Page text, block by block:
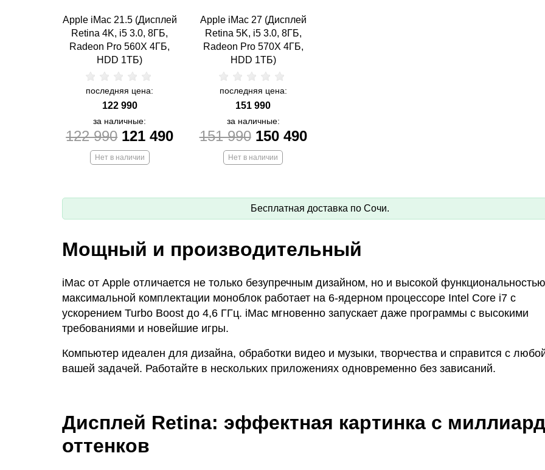
Apple iMac 21.5 (Дисплей
Retina 4K, i5 3.0, 8ГБ,
Radeon Pro 560X 4ГБ,
HDD 1ТБ)
последняя цена:
122 990
за наличные:
122 990 121 490
Нет в наличии
Apple iMac 27 (Дисплей
Retina 5K, i5 3.0, 8ГБ,
Radeon Pro 570X 4ГБ,
HDD 1ТБ)
последняя цена:
151 990
за наличные:
151 990 150 490
Нет в наличии
Бесплатная доставка по Сочи.
Мощный и производительный
iMac от Apple отличается не только безупречным дизайном, но и высокой
максимальной комплектации моноблок работает на 6‑ядерном процессоре Intel Core i7 с
ускорением Turbo Boost до 4,6 ГГц. iMac мгновенно запускает даже программы с высокими
требованиями и новейшие игры.
Компьютер идеален для дизайна, обработки видео и музыки, творчества и справится с
вашей задачей. Работайте в нескольких приложениях одновременно без зависаний.
Дисплей Retina: эффектная картинка с
оттенков